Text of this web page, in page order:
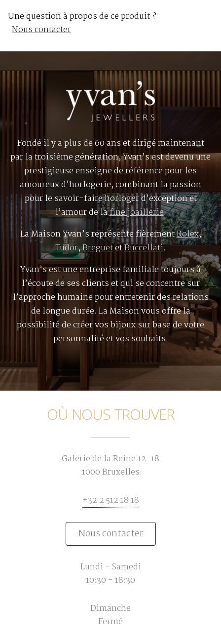
Une question à propos de ce produit ?
Nous contacter
Fondé il y a plus de 60 ans et dirigé maintenant
par la troisième génération, Yvan’s est devenu une
prestigieuse enseigne de référence pour les
amoureux d’horlogerie, combinant la passion
pour le savoir-faire horloger d’exception et
l’amour de lafine joaillerie.
La Maison Yvan’s représente fièrementRolex,
Tudor,BreguetetBuccellati.
Yvan’s est une entreprise familiale toujours à
l’écoute de ses clients et qui se concentre sur
l’approche humaine pour entretenir des relations
de longue durée. La Maison vous offre la
possibilité de créer vos bijoux sur base de votre
personnalité et vos souhaits.
OÙ NOUS TROUVER
Galerie de la Reine 12-18
1000 Bruxelles
+32 2 512 18 18
Nous contacter
Lundi - Samedi
10:30 - 18:30
Dimanche
Fermé